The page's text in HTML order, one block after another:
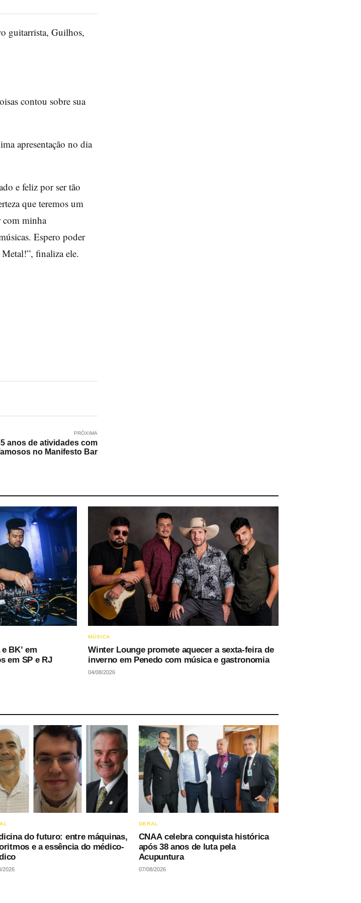
guitarrista, Guilhos,
contou sobre sua
apresentação no dia
e feliz por ser tão
que teremos um
com minha
Espero poder
finaliza ele.
PRÓXIMA
anos de atividades com
no Manifesto Bar
BK’ em
em SP e RJ
MÚSICA
Winter Lounge promete aquecer a sexta-feira de
inverno em Penedo com música e gastronomia
04/08/2026
do futuro: entre máquinas,
e a essência do médico-
2026
GERAL
CNAA celebra conquista histórica
após 38 anos de luta pela
Acupuntura
07/08/2026